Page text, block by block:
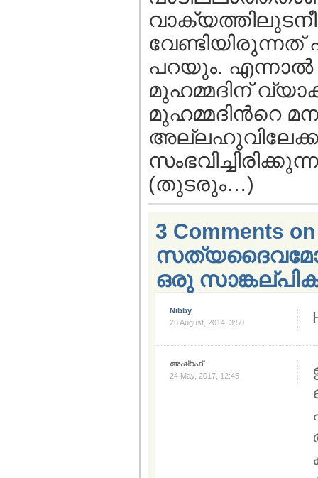
പറയും.
മുഹമ്മദിന്
മുഹമ്മദിന്‍റെ
(തുടരും…)
3
സത്യദൈവമോ
ഒരു
Nibby
26 August, 2014, 3:50
അഷ്‌റഫ്‌
24 May, 2017, 12:45